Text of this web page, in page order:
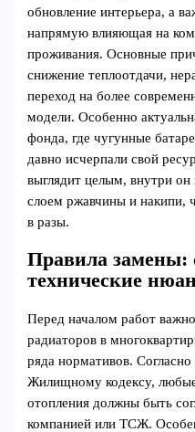
обновление интерьера, а
напрямую влияющая на
проживания. Основные
снижение теплоотдачи,
переход на более
модели. Особенно
фонда, где чугунные
давно исчерпали свой
выглядит целым, внутри
слоем ржавчины и накипи,
в разы.
Правила замены:
технические
Перед началом работ
радиаторов в
ряда нормативов.
Жилищному кодексу,
отопления должны быть
компанией или ТСЖ.